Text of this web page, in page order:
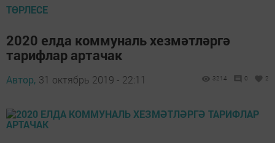
ТӨРЛЕСЕ
2020 елда коммуналь хезмәтләргә
тарифлар артачак
Автор, 31 октябрь 2019 - 22:11 3214 0 2